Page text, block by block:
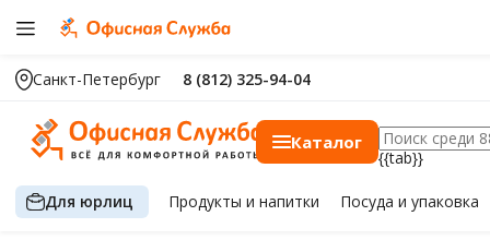
Санкт-Петербург 8 (812) 325-94-04
Каталог
{{tab}}
Для юрлиц Продуктыи напитки Посуда и упаковка